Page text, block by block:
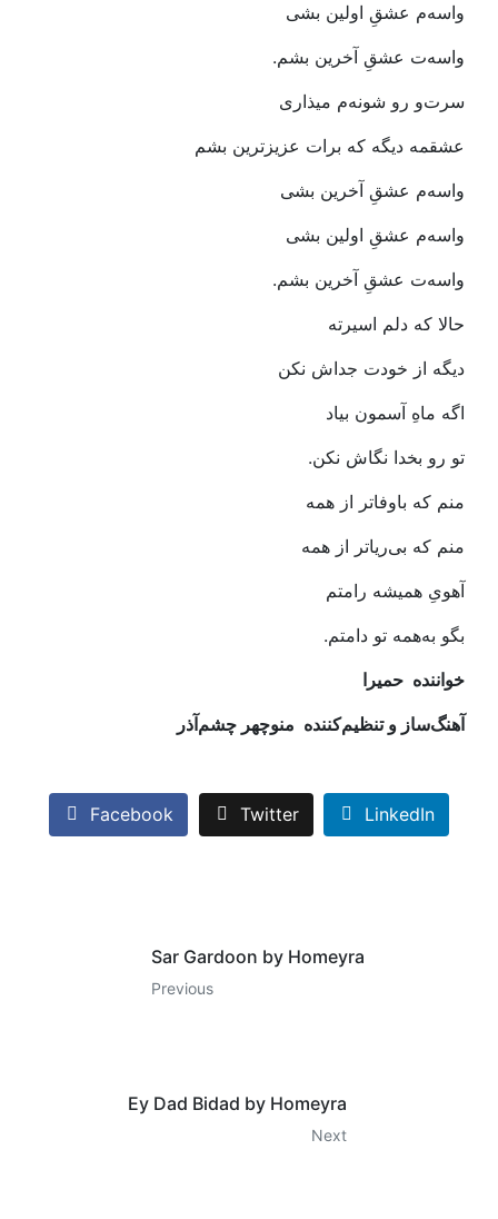
واسه‌م‭ ‬عشقِ‭ ‬اولین‭ ‬بشی‭ ‬
واسه‌ت‭ ‬عشقِ‭ ‬آخرین‭ ‬بشم‭.‬
سرت‌و‭ ‬رو‭ ‬شونه‌م‭ ‬میذاری
عشقمه‭ ‬دیگه‭ ‬که‭ ‬برات‭ ‬عزیزترین‭ ‬بشم
واسه‌م‭ ‬عشقِ‭ ‬آخرین‭ ‬بشی
واسه‌م‭ ‬عشقِ‭ ‬اولین‭ ‬بشی‭ ‬
واسه‌ت‭ ‬عشقِ‭ ‬آخرین‭ ‬بشم‭.‬
حالا‭ ‬که‭ ‬دلم‭ ‬اسیرته‭ ‬
دیگه‭ ‬از‭ ‬خودت‭ ‬جداش‭ ‬نکن
اگه‭ ‬ماهِ‭ ‬آسمون‭ ‬بیاد‭ ‬
تو‭ ‬رو‭ ‬بخدا‭ ‬نگاش‭ ‬نکن‭.‬
منم‭ ‬که‭ ‬باوفاتر‭ ‬از‭ ‬همه
منم‭ ‬که‭ ‬بی‌ریاتر‭ ‬از‭ ‬همه
آهویِ‭ ‬همیشه‭ ‬رامتم‭
بگو‭ ‬به‌همه‭ ‬تو‭ ‬دامتم‭.‬
خواننده‭ حمیرا‭
آهنگ‌ساز‭ ‬و‭ ‬تنظیم‌کننده‭
منوچهر‭ ‬چشم‌‌آذر‭ ‬
Facebook Twitter LinkedIn
Sar Gardoon by Homeyra
Previous
Ey Dad Bidad by Homeyra
Next